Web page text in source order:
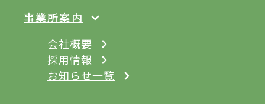
事業所案内
会社概要
採用情報
お知らせ一覧